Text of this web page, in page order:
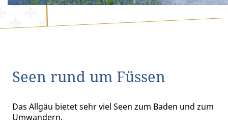
Seen rund um Füssen
Das Allgäu bietet sehr viel Seen zum Baden und zum
Umwandern.